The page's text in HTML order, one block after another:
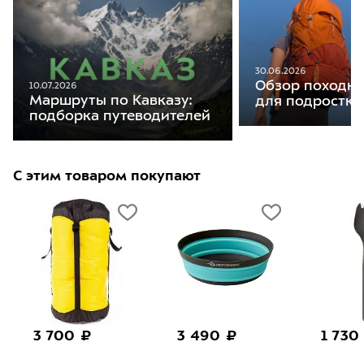
10.07.2026
Маршруты по Кавказу:
подборка путеводителей
30.06.2026
Обзор
для
С этим товаром покупают
3 700 ₽ 3 490 ₽ 1